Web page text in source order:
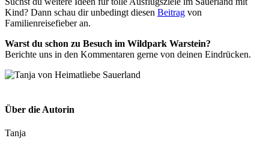
Kind? Dann schau dir unbedingt diesen Beitrag von
Familienreisefieber an.
Warst du schon zu Besuch im Wildpark Warstein?
Berichte uns in den Kommentaren gerne von deinen Eindrücken.
Über die Autorin
Tanja